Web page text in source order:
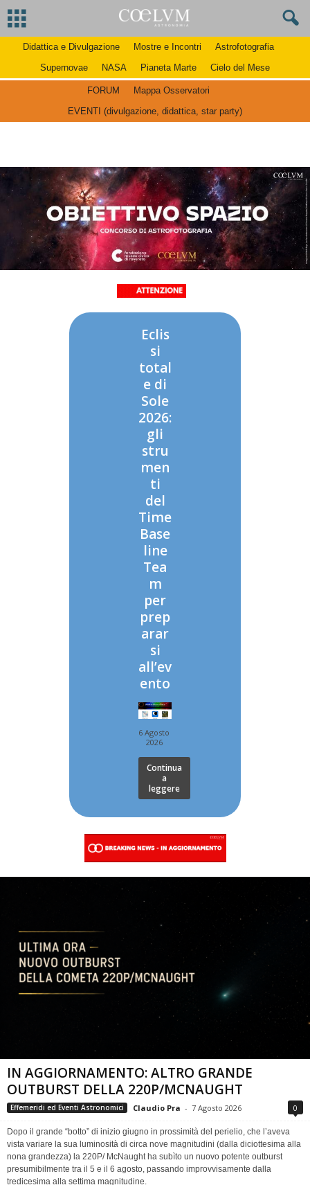
Didattica e Divulgazione Mostre e Incontri
Astrofotografia
Supernovae
NASA Pianeta Marte Cielo del Mese
FORUM
Mappa Osservatori
EVENTI (divulgazione, didattica, star party)
Eclis
si
total
e di
Sole
2026:
gli
stru
men
ti
del
Time
Base
line
Tea
m
per
prep
arar
si
all’ev
ento
6 Agosto
2026
Continua
a
leggere
IN AGGIORNAMENTO: ALTRO GRANDE
OUTBURST DELLA 220P/MCNAUGHT
Effemeridi ed Eventi Astronomici Claudio Pra - 7 Agosto 2026 0
Dopo il grande “botto” di inizio giugno in prossimità del perielio, che l’aveva
vista variare la sua luminosità di circa nove magnitudini (dalla diciottesima alla
nona grandezza) la 220P/ McNaught ha subìto un nuovo potente outburst
presumibilmente tra il 5 e il 6 agosto, passando improvvisamente dalla
tredicesima alla settima magnitudine.